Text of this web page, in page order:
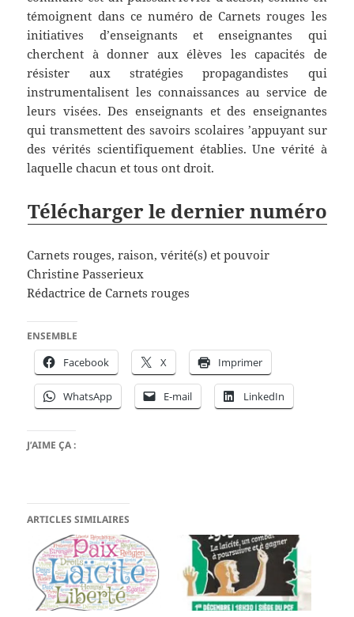
témoignent dans ce numéro de Carnets rouges les
initiatives d’enseignants et enseignantes qui
cherchent à donner aux élèves les capacités de
résister aux stratégies propagandistes qui
instrumentalisent les connaissances au service de
leurs visées. Des enseignants et des enseignantes
qui transmettent des savoirs scolaires ’appuyant sur
des vérités scientifiquement établies. Une vérité à
laquelle chacun et tous ont droit.
Télécharger le dernier numéro
Carnets rouges, raison, vérité(s) et pouvoir
Christine Passerieux
Rédactrice de Carnets rouges
ENSEMBLE
Facebook X Imprimer
WhatsApp E-mail LinkedIn
J’AIME ÇA :
ARTICLES SIMILAIRES